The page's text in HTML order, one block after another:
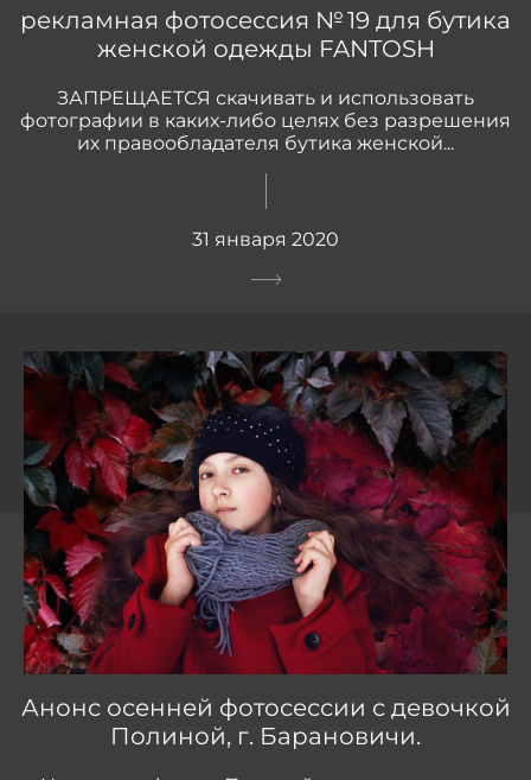
рекламная фотосессия № 19 для бутика
женской одежды FANTOSH
ЗАПРЕЩАЕТСЯ скачивать и использовать
фотографии в каких-либо целях без разрешения
их правообладателя бутика женской...
31 января 2020
Анонс осенней фотосессии с девочкой
Полиной, г. Барановичи.